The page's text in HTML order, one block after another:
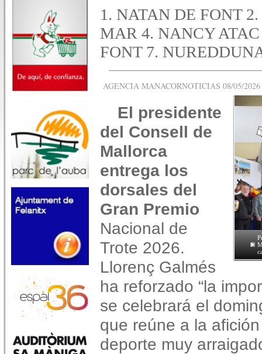
1. NATAN DE FONT
MAR 4. NANCY
FONT 7.
AGENCIA MANACORNOTICIAS 08/05/
El presidente
del Consell de
Mallorca
entrega los
dorsales del
Gran Premio
Nacional de
Trote 2026.
Llorenç Galmés
ha reforzado “la
se celebrará el
que reúne a la
deporte muy